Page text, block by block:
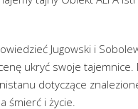
Jugowski i
ukryć swoje tajemnice.
dotyczące
śmierć i życie.